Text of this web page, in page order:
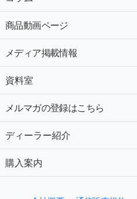
商品動画ページ
メディア掲載情報
資料室
メルマガの登録はこちら
ディーラー紹介
購入案内